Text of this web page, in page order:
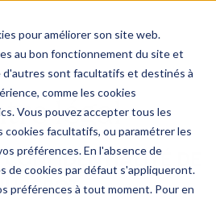
pour améliorer son site web.
au bon fonctionnement du site et
d'autres sont facultatifs et destinés à
comme les cookies
Vous pouvez accepter tous les
cookies facultatifs, ou paramétrer les
préférences. En l'absence de
de cookies par défaut s'appliqueront.
préférences à tout moment. Pour en
légal
DE